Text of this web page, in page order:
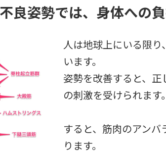
良姿勢では、身体への負
人は地球上にいる限
います。
姿勢を改善すると、正
の刺激を受けられます。
すると、筋肉のアン
ります。